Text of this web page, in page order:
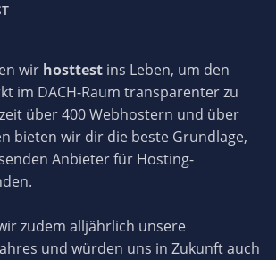
wir hosttest ins Leben, um den
im DACH-Raum transparenter zu
über 400 Webhostern und über
bieten wir dir die beste Grundlage,
Anbieter für Hosting-
zudem alljährlich unsere
und würden uns in Zukunft auch